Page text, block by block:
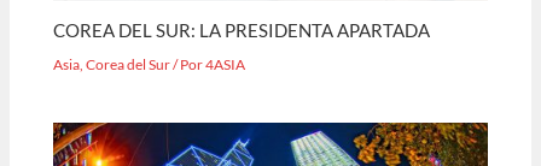
COREA DEL SUR: LA PRESIDENTA APARTADA
Asia ,Corea del Sur/ Por4ASIA